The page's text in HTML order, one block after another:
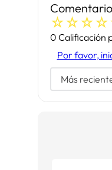
☆☆☆☆
0 Calificación
Por favor,
Más